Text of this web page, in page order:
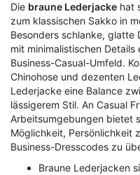
Die braune Lederjacke hat
zum klassischen Sakko in
Besonders schlanke, glatte
mit minimalistischen
Business-Casual-Umfeld.
Chinohose und dezenten
Lederjacke eine Balance
lässigerem Stil. An Casual
Arbeitsumgebungen bietet
Möglichkeit, Persönlichkeit
Business-Dresscodes zu
Braune Lederjacken